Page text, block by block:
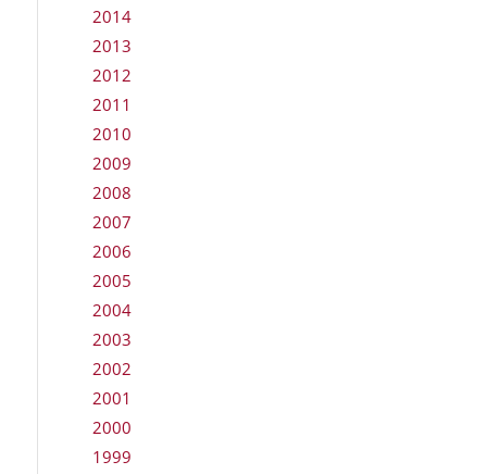
2014
2013
2012
2011
2010
2009
2008
2007
2006
2005
2004
2003
2002
2001
2000
1999